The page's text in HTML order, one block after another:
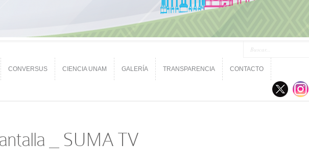
CONVERSUS CIENCIA UNAM GALERÍA TRANSPARENCIA CONTACTO
_ SUMA TV